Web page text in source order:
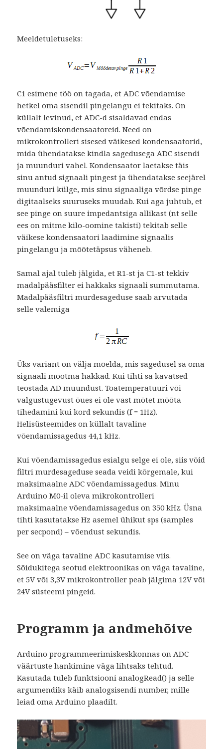
Meeldetuletuseks:
C1 esimene töö on tagada, et ADC võendamise
hetkel oma sisendil pingelangu ei tekitaks. On
küllalt levinud, et ADC-d sisaldavad endas
võendamiskondensaatoreid. Need on
mikrokontrolleri sisesed väikesed kondensaatorid,
mida ühendatakse kindla sagedusega ADC sisendi
ja muunduri vahel. Kondensaator laetakse täis
sinu antud signaali pingest ja ühendatakse seejärel
muunduri külge, mis sinu signaaliga võrdse pinge
digitaalseks suuruseks muudab. Kui aga juhtub, et
see pinge on suure impedantsiga allikast (nt selle
ees on mitme kilo-oomine takisti) tekitab selle
väikese kondensaatori laadimine signaalis
pingelangu ja mõõtetäpsus väheneb.
Samal ajal tuleb jälgida, et R1-st ja C1-st tekkiv
madalpääsfilter ei hakkaks signaali summutama.
Madalpääsfiltri murdesageduse saab arvutada
selle valemiga
Üks variant on välja mõelda, mis sagedusel sa oma
signaali mõõtma hakkad. Kui tihti sa kavatsed
teostada AD muundust. Toatemperatuuri või
valgustugevust õues ei ole vast mõtet mõõta
tihedamini kui kord sekundis (f = 1Hz).
Helisüsteemides on küllalt tavaline
võendamissagedus 44,1 kHz.
Kui võendamissagedus esialgu selge ei ole, siis võid
filtri murdesageduse seada veidi kõrgemale, kui
maksimaalne ADC võendamissagedus. Minu
Arduino M0-il oleva mikrokontrolleri
maksimaalne võendamissagedus on 350 kHz. Üsna
tihti kasutatakse Hz asemel ühikut sps (samples
per secpond) – võendust sekundis.
See on väga tavaline ADC kasutamise viis.
Sõidukitega seotud elektroonikas on väga tavaline,
et 5V või 3,3V mikrokontroller peab jälgima 12V või
24V süsteemi pingeid.
Programm ja andmehõive
Arduino programmeerimiskeskkonnas on ADC
väärtuste hankimine väga lihtsaks tehtud.
Kasutada tuleb funktsiooni analogRead() ja selle
argumendiks käib analogsisendi number, mille
leiad oma Arduino plaadilt.